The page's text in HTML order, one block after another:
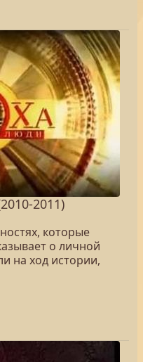
2011)
которые
о личной
на ход истории,